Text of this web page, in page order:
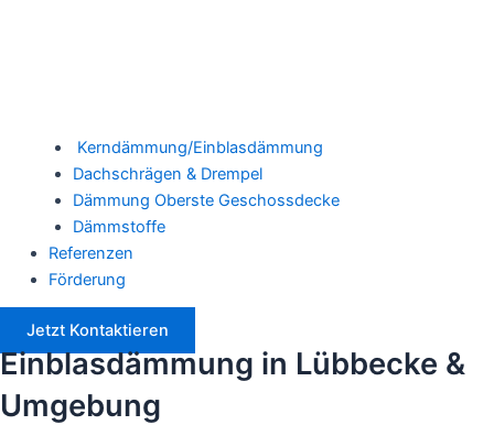
Kerndämmung/Einblasdämmung
Dachschrägen & Drempel
Dämmung Oberste Geschossdecke
Dämmstoffe
Referenzen
Förderung
Jetzt Kontaktieren
Einblasdämmung in Lübbecke &
Umgebung